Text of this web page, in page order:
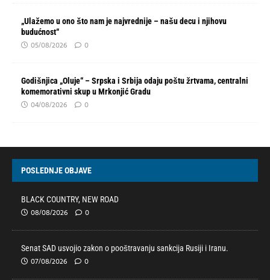
„Ulažemo u ono što nam je najvrednije – našu decu i njihovu
budućnost“
05/08/2026 0
Godišnjica „Oluje“ – Srpska i Srbija odaju poštu žrtvama, centralni
komemorativni skup u Mrkonjić Gradu
04/08/2026 0
POSLEDNJE OBJAVE
BLACK COUNTRY, NEW ROAD
08/08/2026 0
Senat SAD usvojio zakon o pooštravanju sankcija Rusiji i Iranu.
07/08/2026 0